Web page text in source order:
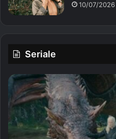
10/07/2026
Seriale